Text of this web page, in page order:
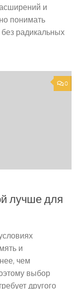
и
понимать
радикальных
0
лучше для
и
чем
выбор
другого